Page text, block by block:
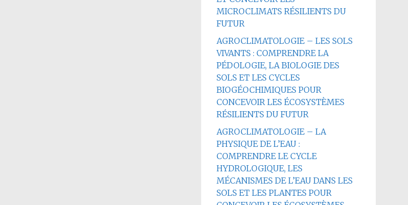
MICROCLIMATS RÉSILIENTS DU
FUTUR
AGROCLIMATOLOGIE – LES SOLS
VIVANTS : COMPRENDRE LA
PÉDOLOGIE, LA BIOLOGIE DES
SOLS ET LES CYCLES
BIOGÉOCHIMIQUES POUR
CONCEVOIR LES ÉCOSYSTÈMES
RÉSILIENTS DU FUTUR
AGROCLIMATOLOGIE – LA
PHYSIQUE DE L’EAU :
COMPRENDRE LE CYCLE
HYDROLOGIQUE, LES
MÉCANISMES DE L’EAU DANS LES
SOLS ET LES PLANTES POUR